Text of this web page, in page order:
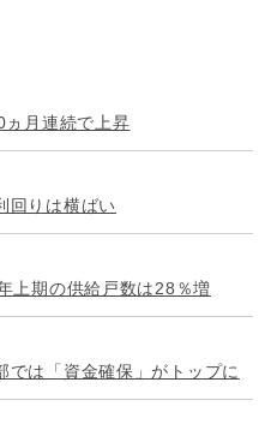
月連続で上昇
回りは横ばい
上期の供給戸数は28％増
では「資金確保」がトップに